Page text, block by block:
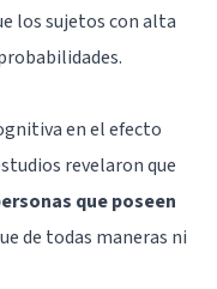
los sujetos con alta
en el efecto
revelaron que
que poseen
de todas maneras ni